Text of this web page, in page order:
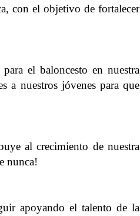
con el objetivo de fortalecer
el baloncesto en nuestra
a nuestros jóvenes para que
al crecimiento de nuestra
nunca!
apoyando el talento de la